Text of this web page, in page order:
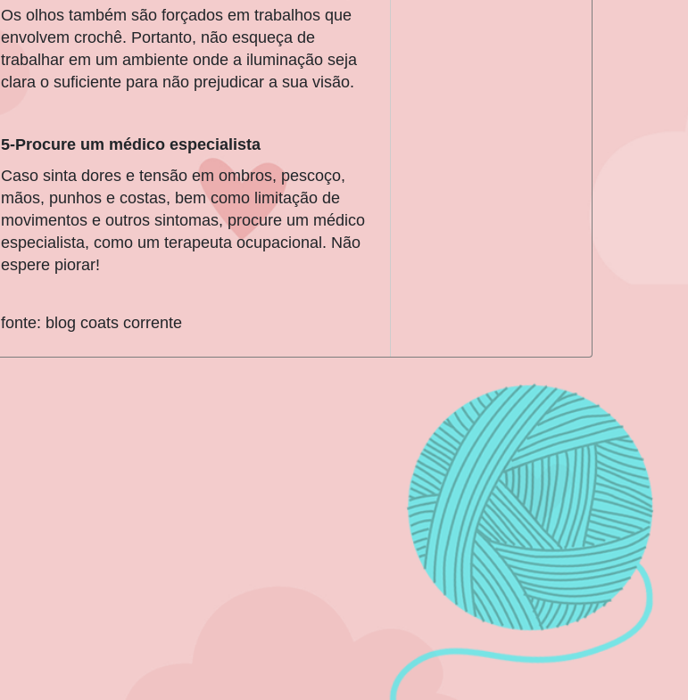
Os olhos também são forçados em trabalhos que
envolvem crochê. Portanto, não esqueça de
trabalhar em um ambiente onde a iluminação seja
clara o suficiente para não prejudicar a sua visão.
5-Procure um médico especialista
Caso sinta dores e tensão em ombros, pescoço,
mãos, punhos e costas, bem como limitação de
movimentos e outros sintomas, procure um médico
especialista, como um terapeuta ocupacional. Não
espere piorar!
fonte: blog coats corrente